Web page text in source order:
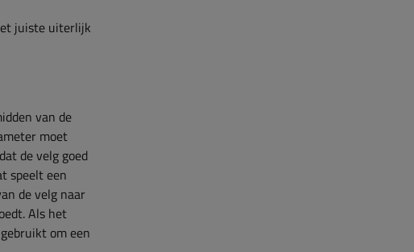
juiste uiterlijk
van de
moet
de velg goed
speelt een
de velg naar
Als het
om een